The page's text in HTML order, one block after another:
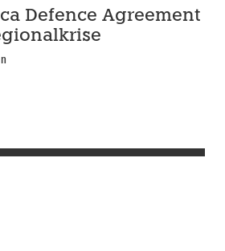
Defence Agreement